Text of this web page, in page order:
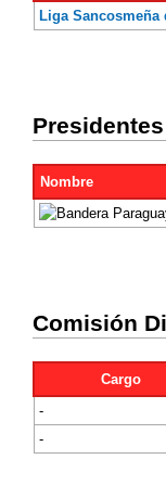
Liga Sancosmeña
Nombre
Comisión
Cargo
-
-